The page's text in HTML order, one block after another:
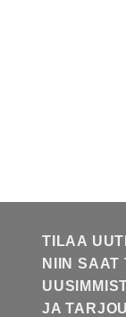
TILAA
NIIN SAAT
JA